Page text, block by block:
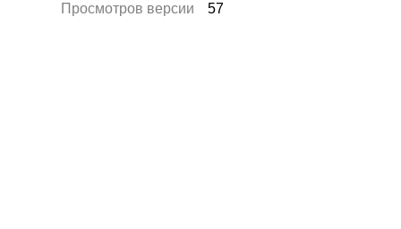
Просмотров версии
57